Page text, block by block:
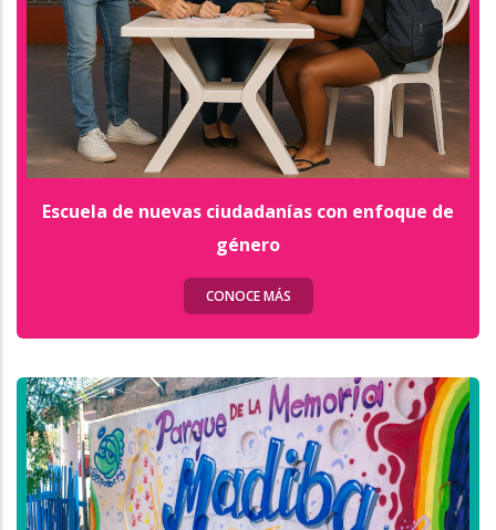
Escuela de nuevas ciudadanías con enfoque de
género
CONOCE MÁS